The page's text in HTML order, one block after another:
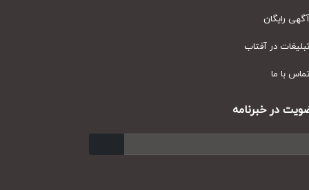
رایگان
در آفتاب
با ما
در خبرنامه